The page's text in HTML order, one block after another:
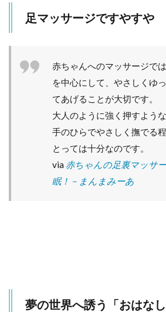
足マッサージですやすや
赤ちゃんへのマッサージで
を中心にして、やさしくゆ
てあげることが大切です。
大人のように強く押すよう
手のひらでやさしく撫でる
とっては十分なのです。
via 赤ちゃんの足裏マッサ
眠！ – まんまみーあ
夢の世界へ誘う「おはな